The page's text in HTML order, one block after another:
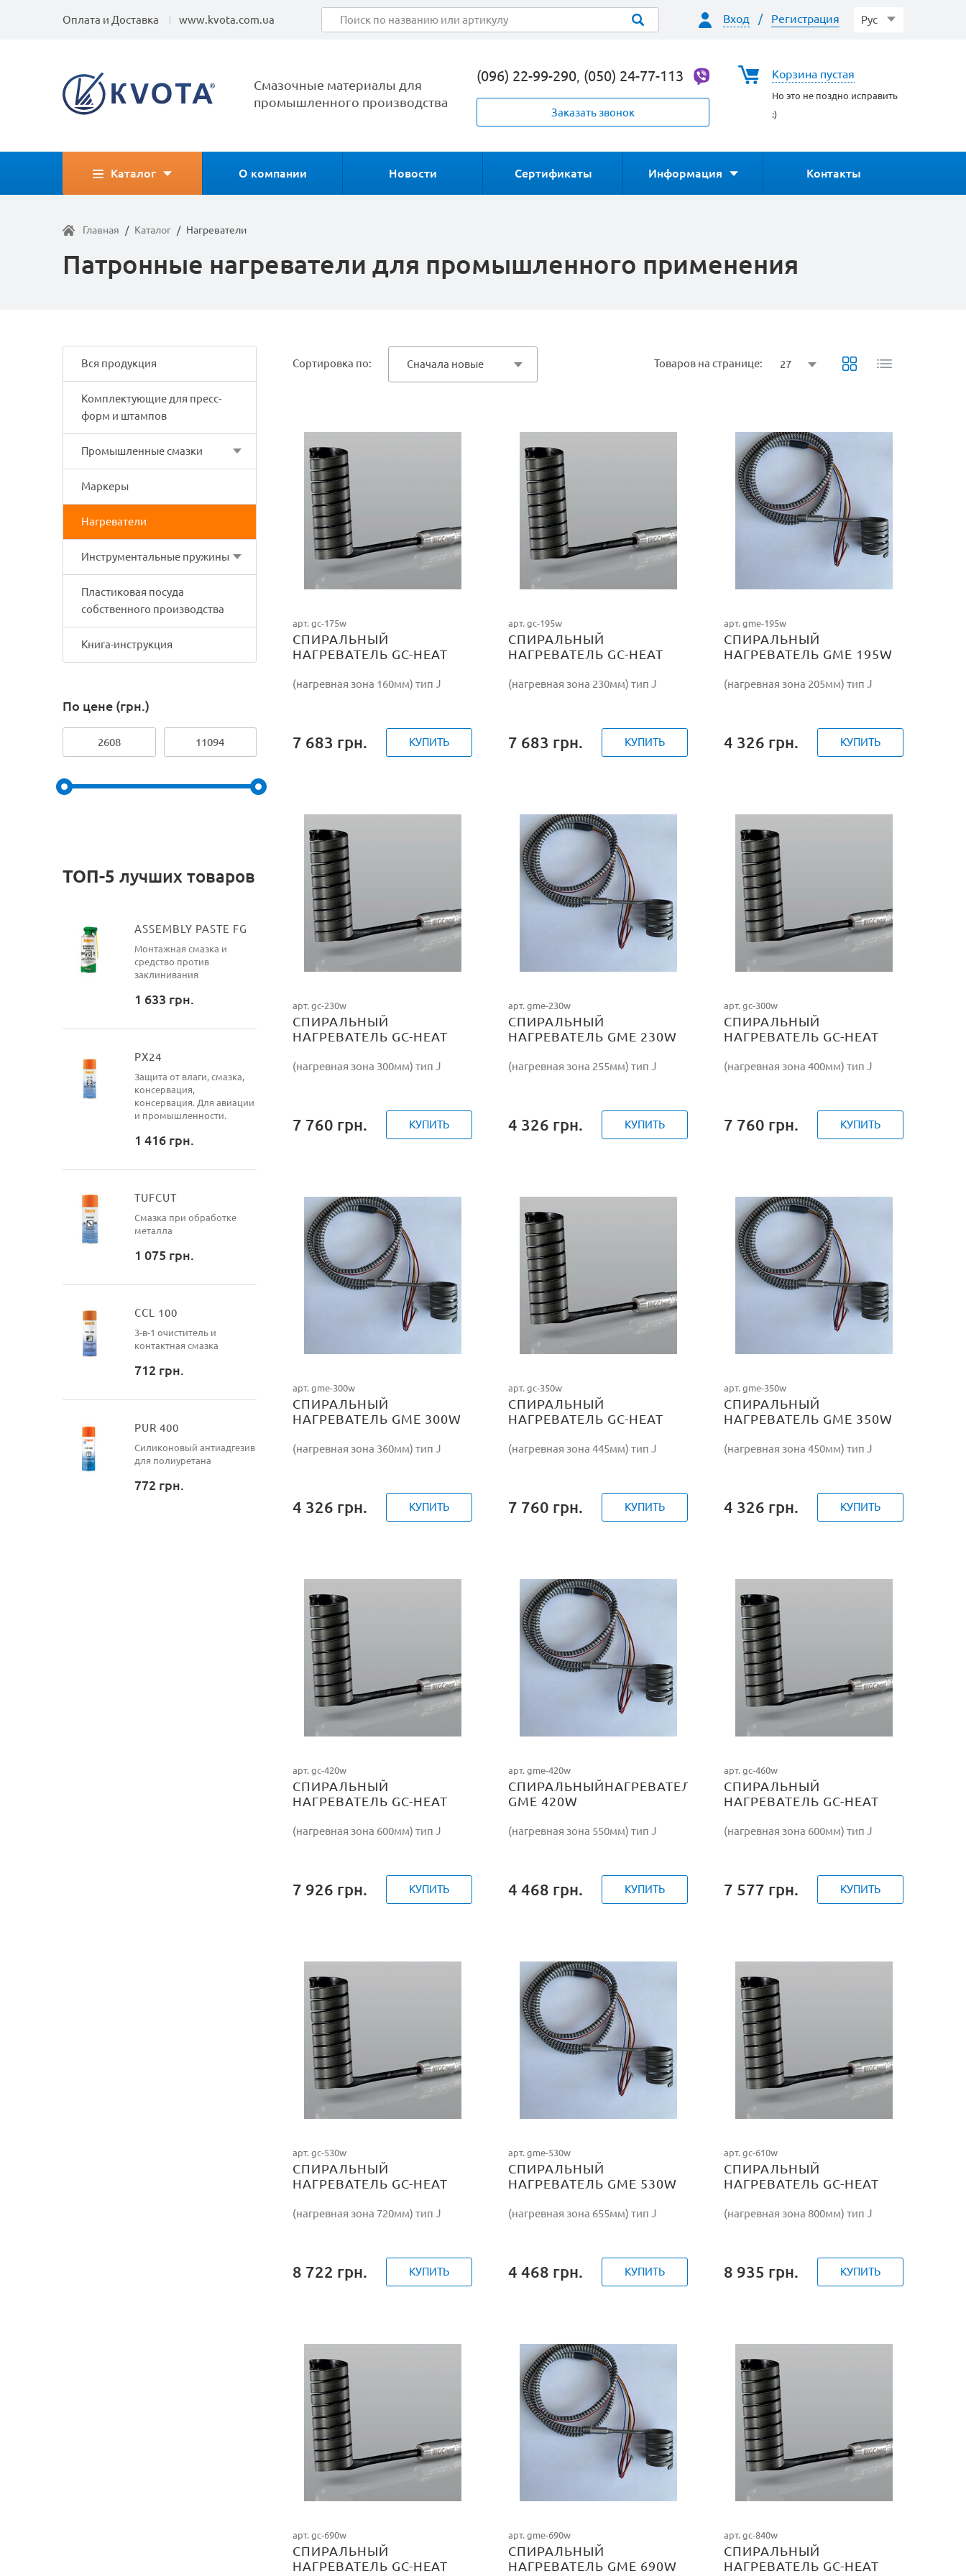
Оплата и Доставка www.kvota.com.ua Рус
Вход / Регистрация
Смазочные материалы для
промышленного производства
Корзина пустая
Но это не поздно исправить
:)
(096) 22-99-290, (050) 24-77-113
Заказать звонок
Каталог О компании Новости Сертификаты Информация Контакты
Главная / Каталог / Нагреватели
Патронные нагреватели для промышленного применения
Вся продукция
Комплектующие для пресс-
форм и штампов
Промышленные смазки
Маркеры
Нагреватели
Инструментальные пружины
Пластиковая посуда
собственного производства
Книга-инструкция
По цене (грн.)
ТОП-5 лучших товаров
ASSEMBLY PASTE FG
Монтажная смазка и
средство против
заклинивания
1 633 грн.
РХ24
Защита от влаги, смазка,
консервация,
консервация. Для авиации
и промышленности.
1 416 грн.
TUFCUT
Смазка при обработке
металла
1 075 грн.
CCL 100
3-в-1 очиститель и
контактная смазка
712 грн.
PUR 400
Силиконовый антиадгезив
для полиуретана
772 грн.
Сортировка по: Сначала новые Товаров на странице: 27
арт. gc-175w
СПИРАЛЬНЫЙ
НАГРЕВАТЕЛЬ GC-HEAT
(нагревная зона 160мм) тип J
7 683 грн. КУПИТЬ
арт. gc-195w
СПИРАЛЬНЫЙ
НАГРЕВАТЕЛЬ GC-HEAT
(нагревная зона 230мм) тип J
7 683 грн. КУПИТЬ
арт. gme-195w
СПИРАЛЬНЫЙ
НАГРЕВАТЕЛЬ GME 195W
(нагревная зона 205мм) тип J
4 326 грн. КУПИТЬ
арт. gc-230w
СПИРАЛЬНЫЙ
НАГРЕВАТЕЛЬ GC-HEAT
(нагревная зона 300мм) тип J
7 760 грн. КУПИТЬ
арт. gme-230w
СПИРАЛЬНЫЙ
НАГРЕВАТЕЛЬ GME 230W
(нагревная зона 255мм) тип J
4 326 грн. КУПИТЬ
арт. gc-300w
СПИРАЛЬНЫЙ
НАГРЕВАТЕЛЬ GC-HEAT
(нагревная зона 400мм) тип J
7 760 грн. КУПИТЬ
арт. gme-300w
СПИРАЛЬНЫЙ
НАГРЕВАТЕЛЬ GME 300W
(нагревная зона 360мм) тип J
4 326 грн. КУПИТЬ
арт. gc-350w
СПИРАЛЬНЫЙ
НАГРЕВАТЕЛЬ GC-HEAT
(нагревная зона 445мм) тип J
7 760 грн. КУПИТЬ
арт. gme-350w
СПИРАЛЬНЫЙ
НАГРЕВАТЕЛЬ GME 350W
(нагревная зона 450мм) тип J
4 326 грн. КУПИТЬ
арт. gc-420w
СПИРАЛЬНЫЙ
НАГРЕВАТЕЛЬ GC-HEAT
(нагревная зона 600мм) тип J
7 926 грн. КУПИТЬ
арт. gme-420w
СПИРАЛЬНЫЙНАГРЕВАТЕЛЬ
GME 420W
(нагревная зона 550мм) тип J
4 468 грн. КУПИТЬ
арт. gc-460w
СПИРАЛЬНЫЙ
НАГРЕВАТЕЛЬ GC-HEAT
(нагревная зона 600мм) тип J
7 577 грн. КУПИТЬ
арт. gc-530w
СПИРАЛЬНЫЙ
НАГРЕВАТЕЛЬ GC-HEAT
(нагревная зона 720мм) тип J
8 722 грн. КУПИТЬ
арт. gme-530w
СПИРАЛЬНЫЙ
НАГРЕВАТЕЛЬ GME 530W
(нагревная зона 655мм) тип J
4 468 грн. КУПИТЬ
арт. gc-610w
СПИРАЛЬНЫЙ
НАГРЕВАТЕЛЬ GC-HEAT
(нагревная зона 800мм) тип J
8 935 грн. КУПИТЬ
арт. gc-690w
СПИРАЛЬНЫЙ
НАГРЕВАТЕЛЬ GC-HEAT
арт. gme-690w
СПИРАЛЬНЫЙ
НАГРЕВАТЕЛЬ GME 690W
арт. gc-840w
СПИРАЛЬНЫЙ
НАГРЕВАТЕЛЬ GC-HEAT